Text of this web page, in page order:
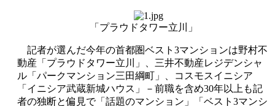
「プラウドタワー立川」
記者が選んだ今年の首都圏ベスト3マンションは野村不
動産「プラウドタワー立川」、三井不動産レジデンシャ
ル「パークマンション三田綱町」、コスモスイニシア
「イニシア武蔵新城ハウス」－前職を含め30年以上も記
者の独断と偏見で「話題のマンション」「ベスト3マンシ